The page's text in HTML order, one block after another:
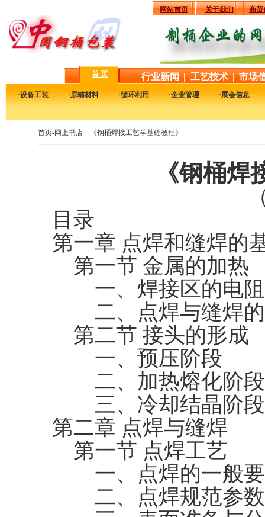
网站首页 关于我们 商贸
首 页 行业新闻 | 工艺技术 | 市场
·设备工装 ·原辅材料 ·循环利用 ·企业管理 ·展会信息
首页-网上书店 －《钢桶焊接工艺学基础教程》
《钢桶
目录
第一章 点焊和缝焊的
第一节 金属的加热
一、焊接区的电阻
二、点焊与缝焊的
第二节 接头的形成
一、预压阶段
二、加热熔化阶段
三、冷却结晶阶段
第二章 点焊与缝焊
第一节 点焊工艺
一、点焊的一般
二、点焊规范参数